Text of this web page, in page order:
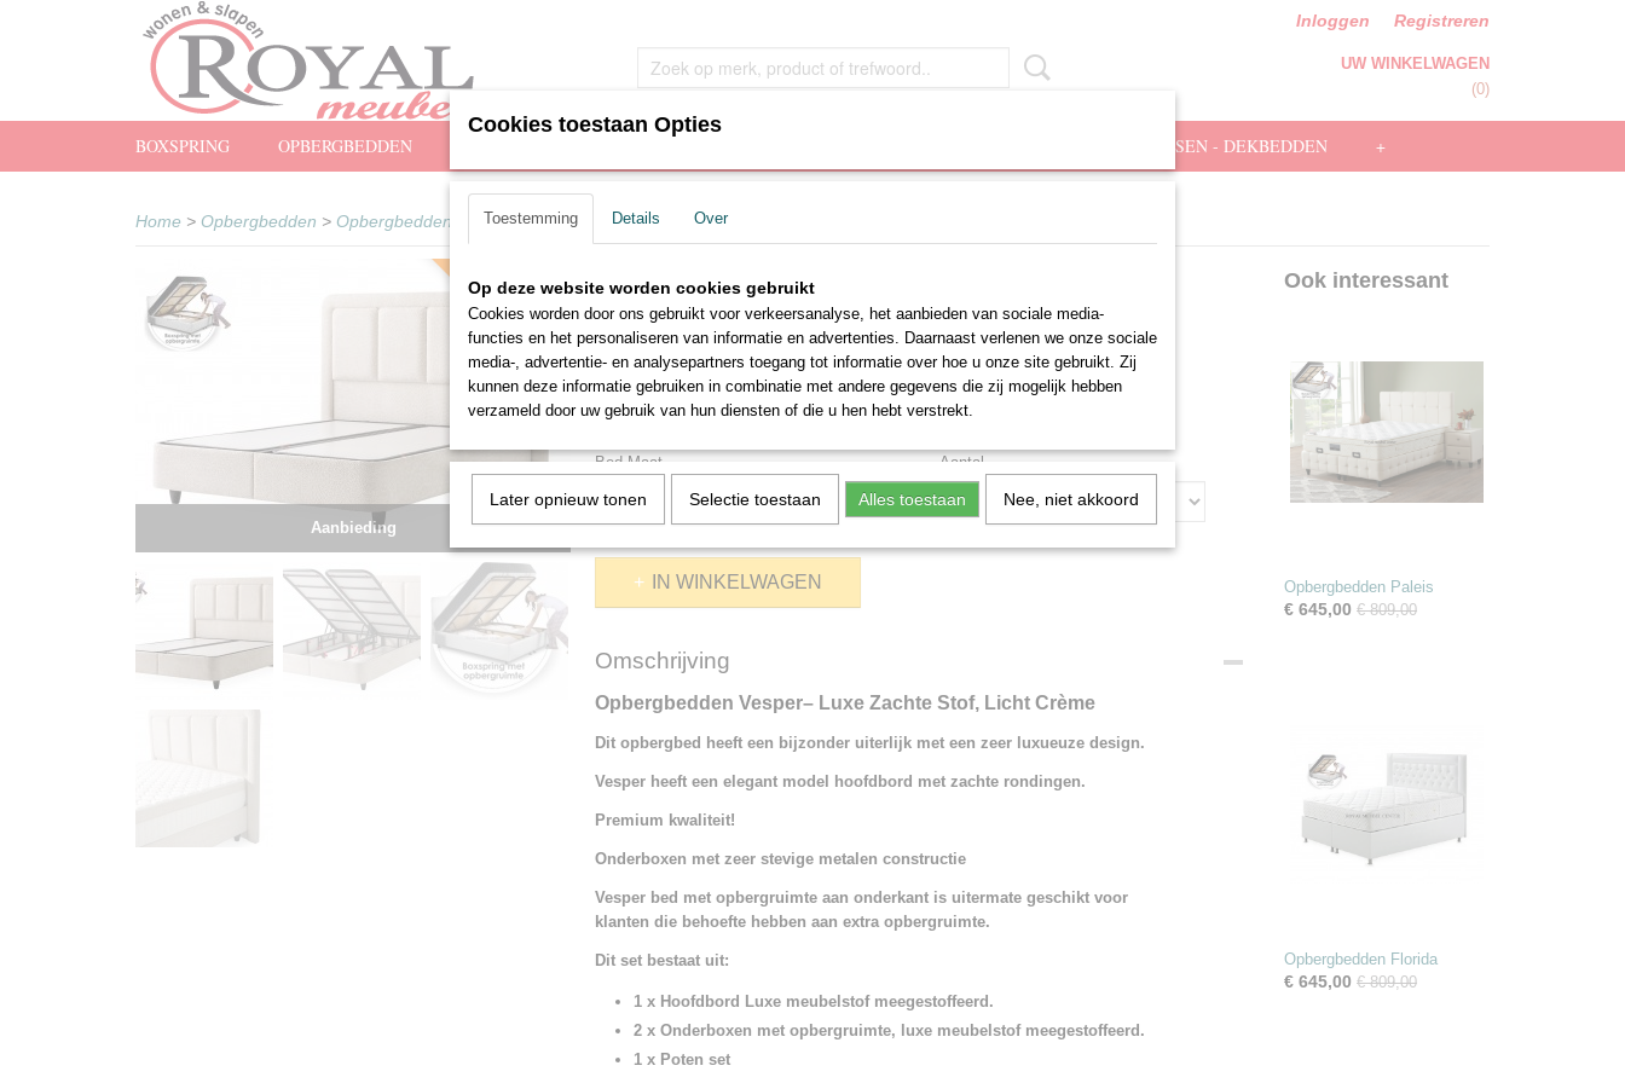
Inloggen Registreren
UW WINKELWAGEN
(0)
BOXSPRING OPBERGBEDDEN HOOFDKUSSEN - DEKBEDDEN +
Home > Opbergbedden > Opbergbedden Zonder Matras> Opbergbedden Vesper – Luxe Zachte Stof, Licht Crème
Aanbieding
Snel leverbaar
Opbergbedden Vesper – Luxe
Zachte Stof, Licht Crème
€ 1075,00 € 855,00 (inclusief btw 21%)
Bed Maat Aantal
IN WINKELWAGEN
Omschrijving
Opbergbedden Vesper– Luxe Zachte Stof, Licht Crème
Dit opbergbed heeft een bijzonder uiterlijk met een zeer luxueuze design.
Vesper heeft een elegant model hoofdbord met zachte rondingen.
Premium kwaliteit!
Onderboxen met zeer stevige metalen constructie
Vesper bed met opbergruimte aan onderkant is uitermate geschikt voor
klanten die behoefte hebben aan extra opbergruimte.
Dit set bestaat uit:
1 x Hoofdbord Luxe meubelstof meegestoffeerd.
2 x Onderboxen met opbergruimte, luxe meubelstof meegestoffeerd.
1 x Poten set
Ook interessant
Opbergbedden Paleis
€ 645,00 € 809,00
Opbergbedden Florida
€ 645,00 € 809,00
Cookies toestaan Opties
Toestemming Details Over
Op deze website worden cookies gebruikt
Cookies worden door ons gebruikt voor verkeersanalyse, het aanbieden van sociale media-
functies en het personaliseren van informatie en advertenties. Daarnaast verlenen we onze sociale
media-, advertentie- en analysepartners toegang tot informatie over hoe u onze site gebruikt. Zij
kunnen deze informatie gebruiken in combinatie met andere gegevens die zij mogelijk hebben
verzameld door uw gebruik van hun diensten of die u hen hebt verstrekt.
Later opnieuw tonen Selectie toestaan Alles toestaan Nee, niet akkoord